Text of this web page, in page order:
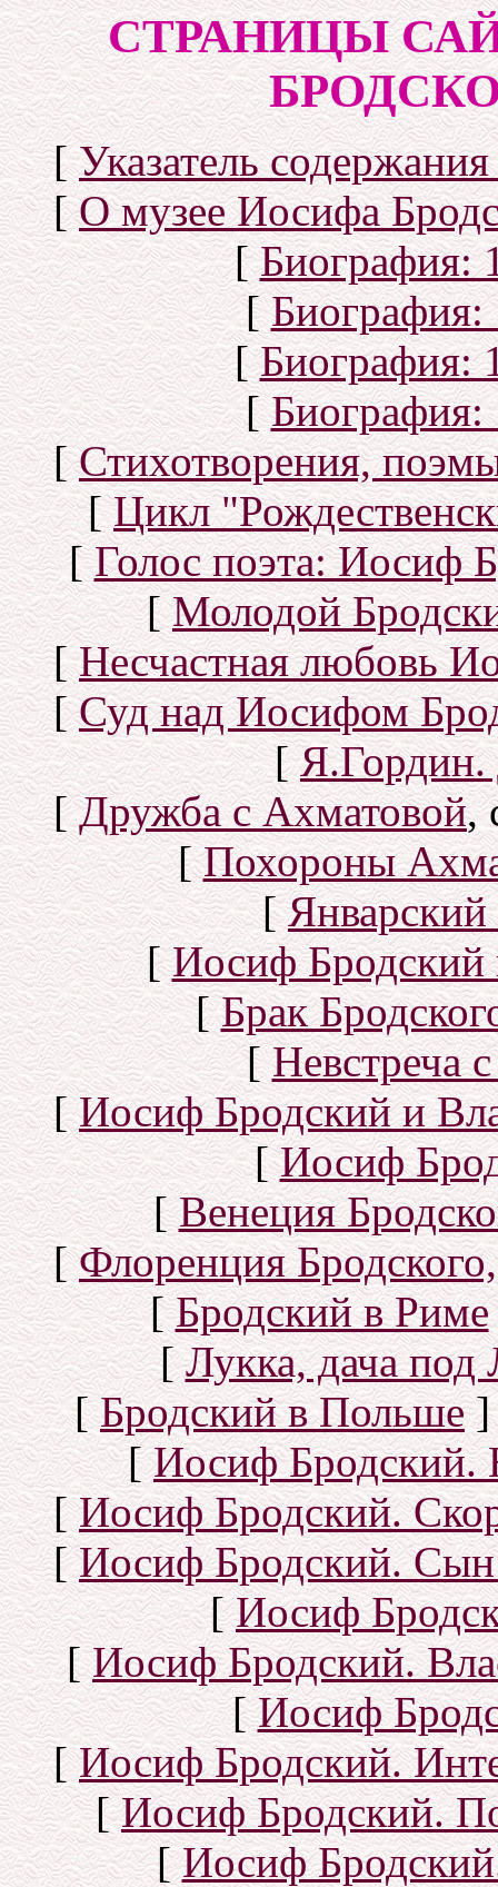
СТРАНИЦЫ
[Указатель
[О музее Иосифа
[Биография:
[Биография:
[Биография:
[Биография:
[Стихотворения,
[Цикл
[Голос поэта: Иосиф
[Молодой
[Несчастная любовь
[Суд над Иосифом
[Я.Гордин.
[Дружба с Ахматовой,
[Похороны
[Январский
[Иосиф Бродский
[Брак
[Невстреча
[Иосиф Бродский и
[Иосиф
[Венеция
[Флоренция
[Бродский в Риме
[Лукка, дача под
[Бродский в Польше]
[Иосиф Бродский.
[Иосиф Бродский.
[Иосиф Бродский.
[Иосиф
[Иосиф Бродский.
[Иосиф
[Иосиф Бродский.
[Иосиф Бродский.
[Иосиф